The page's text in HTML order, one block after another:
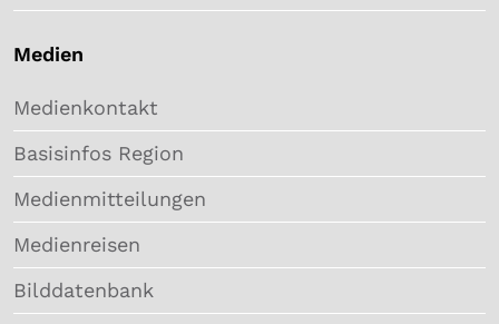
Medien
Medienkontakt
Basisinfos Region
Medienmitteilungen
Medienreisen
Bilddatenbank